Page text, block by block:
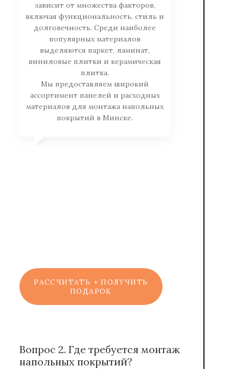
зависит от множества факторов,
включая функциональность, стиль и
долговечность. Среди наиболее
популярных материалов
выделяются паркет, ламинат,
виниловые плитки и керамическая
плитка.
Мы предоставляем широкий
ассортимент панелей и расходных
материалов для монтажа напольных
покрытий в Минске.
РАССЧИТАТЬ + ПОЛУЧИТЬ
ПОДАРОК
Вопрос 2. Где требуется монтаж
напольных покрытий?